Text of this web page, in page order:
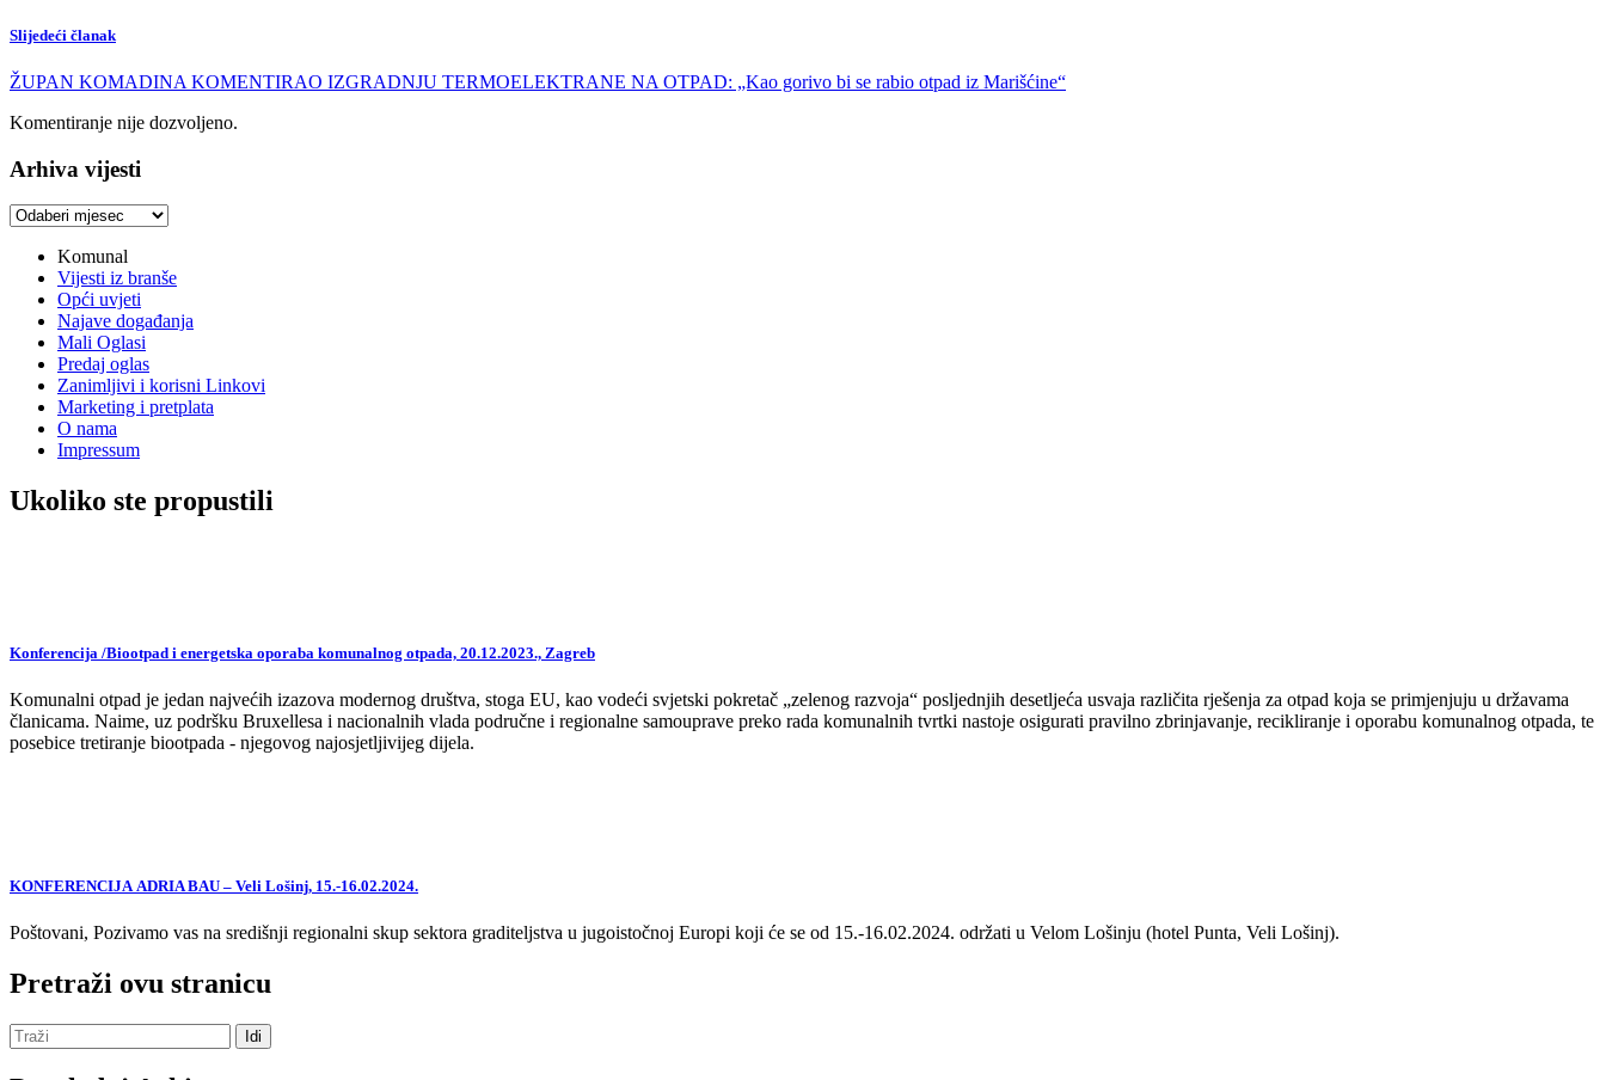
Slijedeći članak
ŽUPAN KOMADINA KOMENTIRAO IZGRADNJU TERMOELEKTRANE NA OTPAD: „Kao gorivo bi se rabio otpad iz Marišćine“
Komentiranje nije dozvoljeno.
Arhiva vijesti
Arhiva
Komunal
Vijesti iz branše
Opći uvjeti
Najave događanja
Mali Oglasi
Predaj oglas
Zanimljivi i korisni Linkovi
Marketing i pretplata
O nama
Impressum
Ukoliko ste propustili
Konferencija /Biootpad i energetska oporaba komunalnog otpada, 20.12.2023., Zagreb
Komunalni otpad je jedan najvećih izazova modernog društva, stoga EU, kao vodeći svjetski pokretač „zelenog razvoja“ posljednjih desetljeća usvaja različita rješenja za otpad koja se primjenjuju u državama
članicama. Naime, uz podršku Bruxellesa i nacionalnih vlada područne i regionalne samouprave preko rada komunalnih tvrtki nastoje osigurati pravilno zbrinjavanje, recikliranje i oporabu komunalnog otpada, te
posebice tretiranje biootpada - njegovog najosjetljivijeg dijela.
KONFERENCIJA ADRIA BAU – Veli Lošinj, 15.-16.02.2024.
Poštovani, Pozivamo vas na središnji regionalni skup sektora graditeljstva u jugoistočnoj Europi koji će se od 15.-16.02.2024. održati u Velom Lošinju (hotel Punta, Veli Lošinj).
Pretraži ovu stranicu